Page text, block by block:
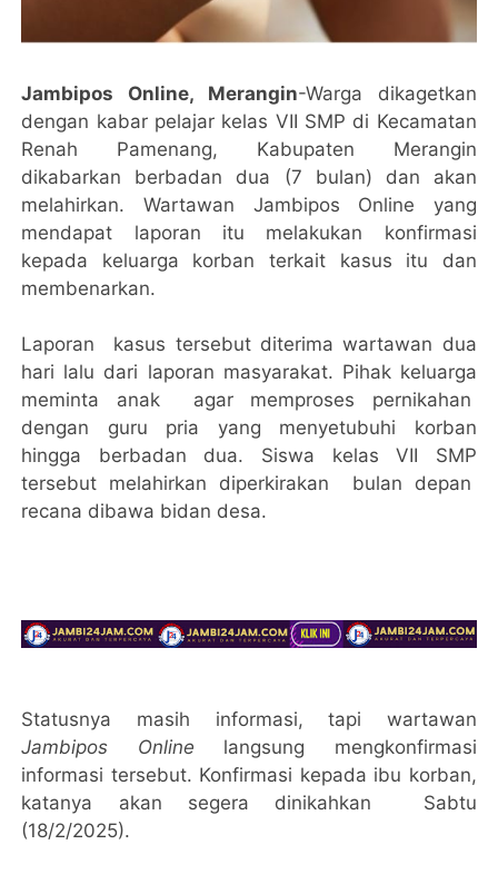
Jambipos Online, Merangin-Warga dikagetkan
dengan kabar pelajar kelas VII SMP di Kecamatan
Renah Pamenang, Kabupaten Merangin
dikabarkan berbadan dua (7 bulan) dan akan
melahirkan. Wartawan Jambipos Online yang
mendapat laporan itu melakukan konfirmasi
kepada keluarga korban terkait kasus itu dan
membenarkan.
Laporan kasus tersebut diterima wartawan dua
hari lalu dari laporan masyarakat. Pihak keluarga
meminta anak agar memproses pernikahan
dengan guru pria yang menyetubuhi korban
hingga berbadan dua. Siswa kelas VII SMP
tersebut melahirkan diperkirakan bulan depan
recana dibawa bidan desa.
Statusnya masih informasi, tapi wartawan
Jambipos Online langsung mengkonfirmasi
informasi tersebut. Konfirmasi kepada ibu korban,
katanya akan segera dinikahkan Sabtu
(18/2/2025).